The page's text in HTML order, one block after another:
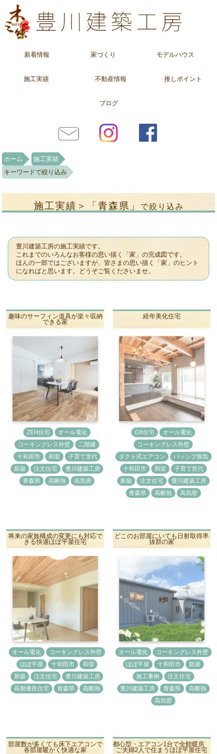
新着情報 家づくり モデルハウス
施工実績 不動産情報 推しポイント
ブログ
ホーム
施工実績
キーワードで絞り込み
施工実績＞「青森県」 で絞り込み
豊川建築工房の施工実績です。
これまでのいろんなお客様の思い描く「家」の完成図です。
ほんの一部ではございますが、皆さまの思い描く「家」のヒント
になればと思います。どうぞご覧くださいませ。
趣味のサーフィン道具が楽々収納
できる家
ZEH住宅 オール電化
コーキングレス外壁 二階建
十和田市 和室 子育て世代
新築 注文住宅 豊川建築工房
青森県 高断熱 高気密
経年美化住宅
GX住宅 オール電化
コーキングレス外壁
ダクト式エアコン パッシブ換気
十和田市 和室 子育て世代
新築 注文住宅 豊川建築工房
青森県 高断熱 高気密
将来の家族構成の変更にも対応で
きる快適ほぼ平屋住宅
オール電化 コーキングレス外壁
ほぼ平屋 十和田市 和室
新築 注文住宅 豊川建築工房
長期優良住宅 青森県 高断熱
どこのお部屋にいても日射取得率
抜群の家
オール電化 コーキングレス外壁
ほぼ平屋 十和田市 新築
施工事例 注文住宅
豊川建築工房 青森県 高断熱
高気密
部屋数が多くても床下エアコンで
各部屋暖かく快適な家
都心型・エアコン1台で全館暖房
ご夫婦2人で住まうほぼ平屋住宅